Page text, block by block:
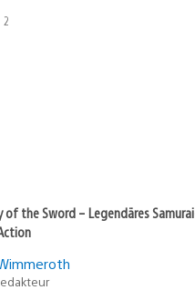
2
of the Sword – Legendäres